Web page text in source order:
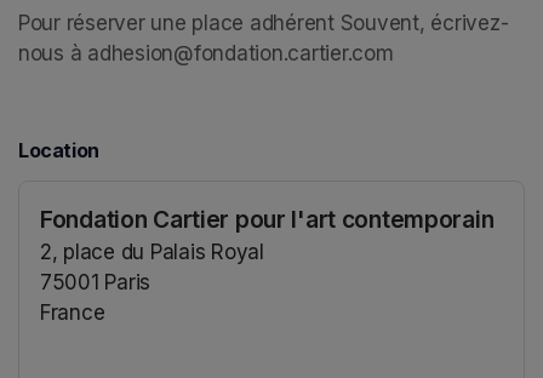
Pour réserver une place adhérent Souvent, écrivez-
nous à adhesion@fondation.cartier.com
Location
Fondation Cartier pour l'art contemporain
2, place du Palais Royal
75001 Paris
France